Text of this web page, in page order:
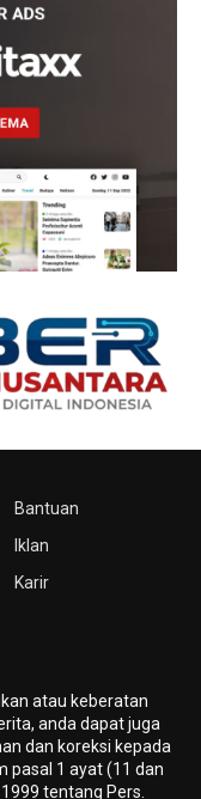
Bantuan
Iklan
Karir
atau keberatan
anda dapat juga
dan koreksi kepada
pasal 1 ayat (11 dan
tentang Pers.